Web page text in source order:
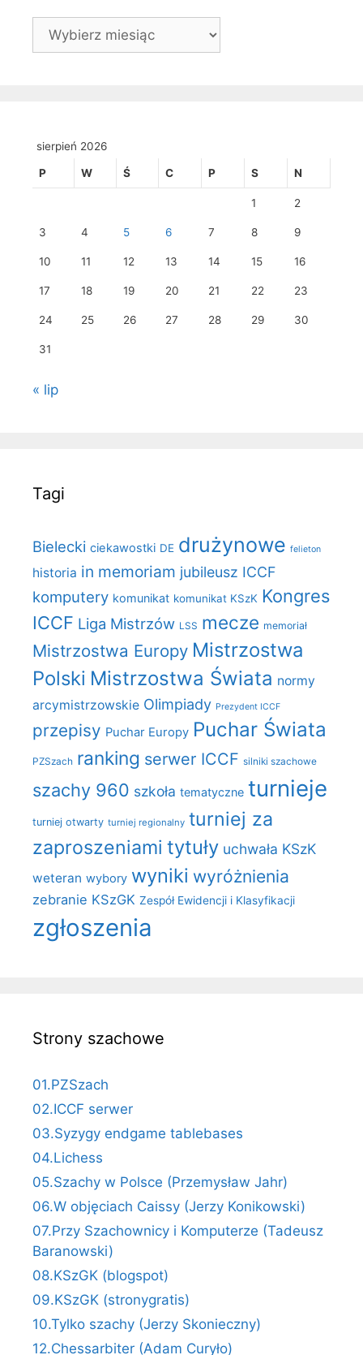
Archiwa
sierpień 2026
P W Ś C P S N
1 2
3 4 5 6 7 8 9
10 11 12 13 14 15 16
17 18 19 20 21 22 23
24 25 26 27 28 29 30
31
« lip
Tagi
Bielecki ciekawostki DE drużynowe felieton
historia in memoriam jubileusz ICCF
komputery komunikat komunikat KSzK Kongres
ICCF Liga Mistrzów LSS mecze memoriał
Mistrzostwa Europy Mistrzostwa
Polski Mistrzostwa Świata normy
arcymistrzowskie Olimpiady Prezydent ICCF
przepisy Puchar Europy Puchar Świata
PZSzach ranking serwer ICCF silniki szachowe
szachy 960 szkoła tematyczne turnieje
turniej otwarty turniej regionalny turniej za
zaproszeniami tytuły uchwała KSzK
weteran wybory wyniki wyróżnienia
zebranie KSzGK Zespół Ewidencji i Klasyfikacji
zgłoszenia
Strony szachowe
01.PZSzach
02.ICCF serwer
03.Syzygy endgame tablebases
04.Lichess
05.Szachy w Polsce (Przemysław Jahr)
06.W objęciach Caissy (Jerzy Konikowski)
07.Przy Szachownicy i Komputerze (Tadeusz
Baranowski)
08.KSzGK (blogspot)
09.KSzGK (stronygratis)
10.Tylko szachy (Jerzy Skonieczny)
12.Chessarbiter (Adam Curyło)